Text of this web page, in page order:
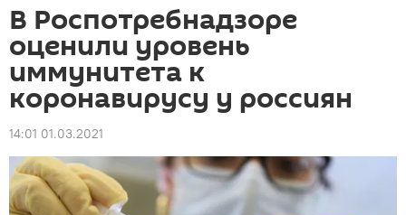
В Роспотребнадзоре
оценили уровень
иммунитета к
коронавирусу у россиян
14:01 01.03.2021